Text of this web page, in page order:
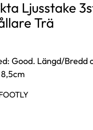
Ljusstake
Trä
Good. Längd/Bredd